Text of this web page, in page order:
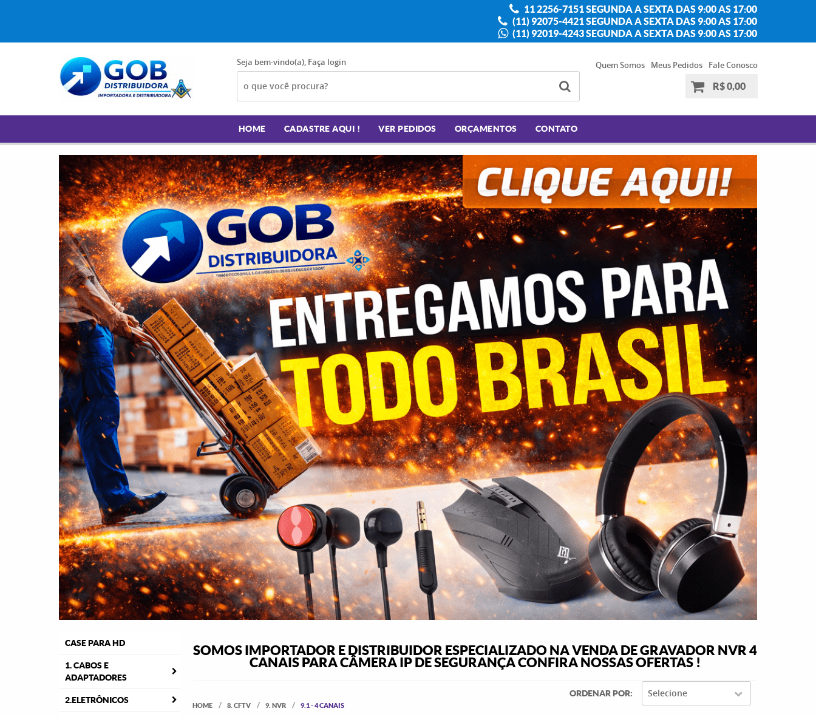
11 2256-7151 SEGUNDA A SEXTA DAS 9:00 AS 17:00
(11) 92075-4421 SEGUNDA A SEXTA DAS 9:00 AS 17:00
(11) 92019-4243 SEGUNDA A SEXTA DAS 9:00 AS 17:00
Seja bem-vindo(a), Faça login Quem Somos Meus Pedidos
Fale Conosco
R$ 0,00
HOME CADASTRE AQUI ! VER PEDIDOS ORÇAMENTOS CONTATO
CASE PARA HD
1. CABOS E
ADAPTADORES
2.ELETRÔNICOS
SOMOS IMPORTADOR E DISTRIBUIDOR ESPECIALIZADO NA VENDA DE GRAVADOR NVR 4
CANAIS PARA CÂMERA IP DE SEGURANÇA CONFIRA NOSSAS OFERTAS !
HOME 8. CFTV 9. NVR 9.1 - 4 CANAIS
ORDENAR POR Selecione